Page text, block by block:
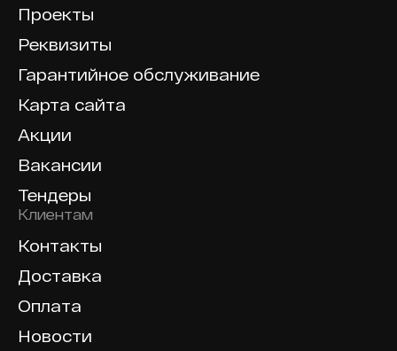
Проекты
Реквизиты
Гарантийное обслуживание
Карта сайта
Акции
Вакансии
Тендеры
Клиентам
Контакты
Доставка
Оплата
Новости